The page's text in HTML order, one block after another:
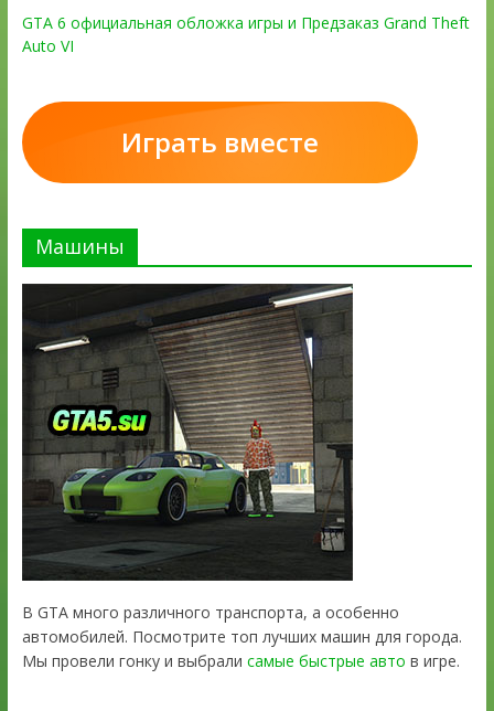
GTA 6 официальная обложка игры и Предзаказ Grand Theft
Auto VI
Играть вместе
Машины
В GTA много различного транспорта, а особенно
автомобилей. Посмотрите топ лучших машин для города.
Мы провели гонку и выбрали самые быстрые авто в игре.